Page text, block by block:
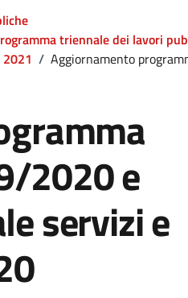
triennale dei lavori
2021 / Aggiornamento
2020 e
servizi e